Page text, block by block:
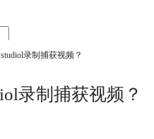
录制捕获视频？
录制捕获视频？